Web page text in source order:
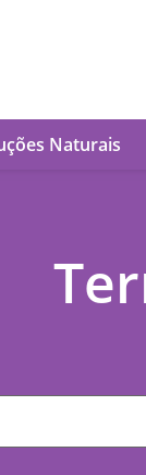
Naturais